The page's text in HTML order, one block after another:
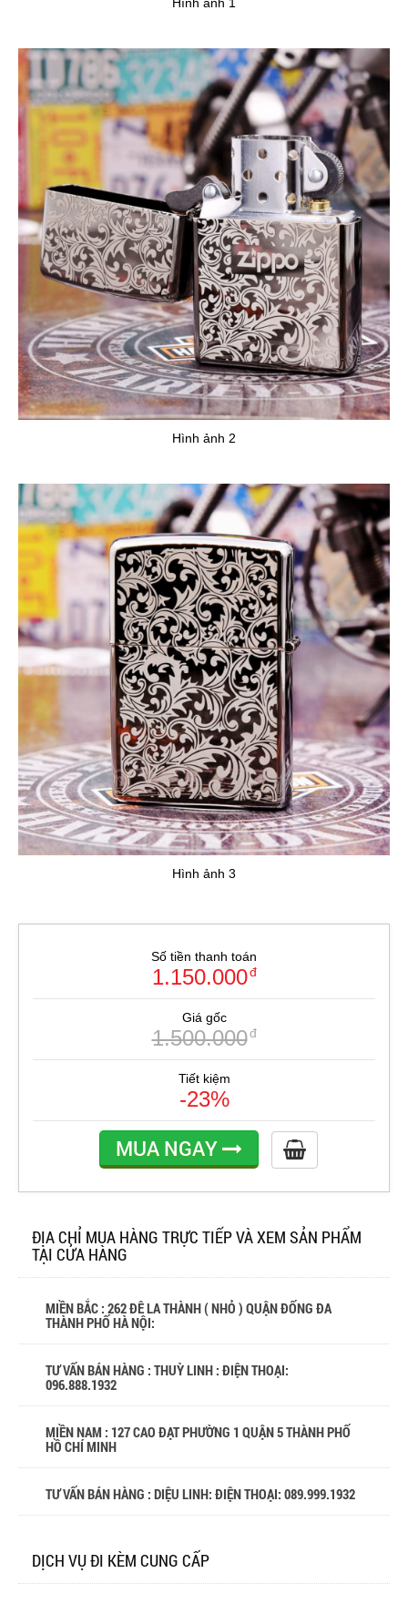
Hình ảnh 1
Hình ảnh 2
Hình ảnh 3
Số tiền thanh toán
1.150.000đ
Giá gốc
1.500.000đ
Tiết kiệm
-23%
MUA NGAY
ĐỊA CHỈ MUA HÀNG TRỰC TIẾP VÀ XEM SẢN PHẨM
TẠI CỬA HÀNG
MIỀN BẮC : 262 ĐÊ LA THÀNH ( NHỎ ) QUẬN ĐỐNG ĐA
THÀNH PHỐ HÀ NỘI:
TƯ VẤN BÁN HÀNG : THUỲ LINH : ĐIỆN THOẠI:
096.888.1932
MIỀN NAM : 127 CAO ĐẠT PHƯỜNG 1 QUẬN 5 THÀNH PHỐ
HỒ CHÍ MINH
TƯ VẤN BÁN HÀNG : DIỆU LINH: ĐIỆN THOẠI: 089.999.1932
DỊCH VỤ ĐI KÈM CUNG CẤP